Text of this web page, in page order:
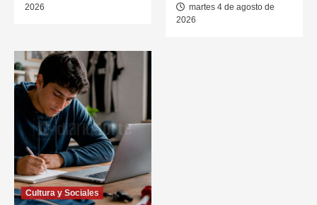
2026
martes 4 de agosto de
2026
Cultura y Sociales